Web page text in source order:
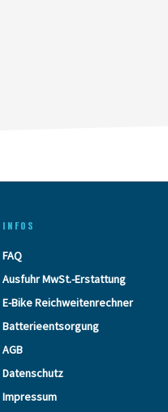
INFOS
FAQ
Ausfuhr MwSt.-Erstattung
E-Bike Reichweitenrechner
Batterieentsorgung
AGB
Datenschutz
Impressum